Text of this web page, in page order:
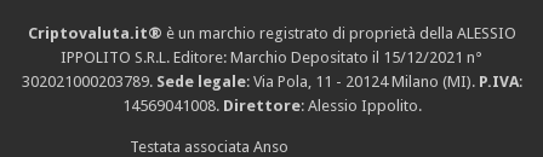
Criptovaluta.it® è un marchio registrato di proprietà della ALESSIO
IPPOLITO S.R.L. Editore: Marchio Depositato il 15/12/2021 n°
302021000203789. Sede legale: Via Pola, 11 - 20124 Milano (MI). P.IVA:
14569041008. Direttore: Alessio Ippolito.
Testata associata Anso